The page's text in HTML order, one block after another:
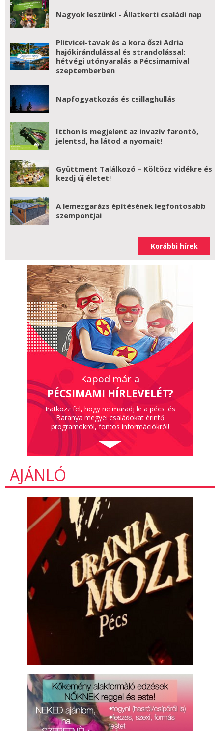
Nagyok leszünk! - Állatkerti családi nap
Plitvicei-tavak és a kora őszi Adria
hajókirándulással és strandolással:
hétvégi utónyaralás a Pécsimamival
szeptemberben
Napfogyatkozás és csillaghullás
Itthon is megjelent az invazív farontó,
jelentsd, ha látod a nyomait!
Gyüttment Találkozó – Költözz vidékre és
kezdj új életet!
A lemezgarázs építésének legfontosabb
szempontjai
Korábbi hírek
Kapod már a
PÉCSIMAMI HÍRLEVELÉT?
Iratkozz fel, hogy ne maradj le a pécsi és
Baranya megyei családokat érintő
programokról, fontos információkról!
AJÁNLÓ